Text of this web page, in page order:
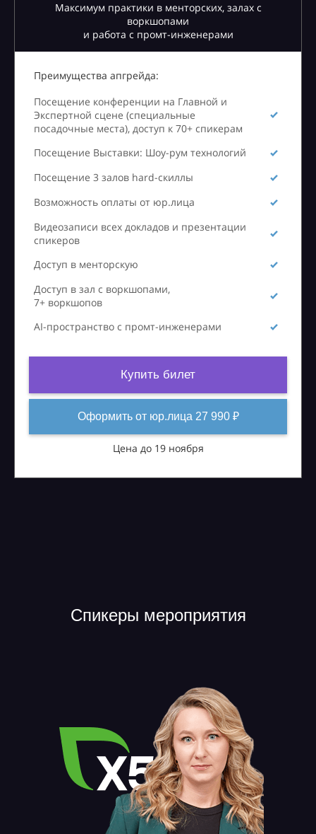
Максимум практики в менторских, залах с
воркшопами
и работа с промт-инженерами
Преимущества апгрейда:
Посещение конференции на Главной и
Экспертной сцене (специальные
посадочные места), доступ к 70+ спикерам
Посещение Выставки: Шоу-рум технологий
Посещение 3 залов hard-скиллы
Возможность оплаты от юр.лица
Видеозаписи всех докладов и презентации
спикеров
Доступ в менторскую
Доступ в зал с воркшопами,
7+ воркшопов
AI-пространство с промт-инженерами
Купить билет
Оформить от юр.лица 27 990 ₽
Цена до 19 ноября
Спикеры мероприятия